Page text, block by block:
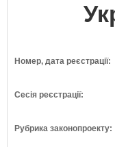
Номер, дата реєстрації:
Сесія реєстрації:
Рубрика законопроекту: